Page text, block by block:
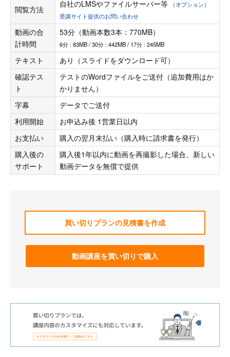
閲覧方法
自社のLMSやファイルサーバー等
（オプション）
受講サイト提供のお問い合わせ
動画の合
計時間
53分（動画本数3本：770MB）
6分 : 83MB / 30分 : 442MB / 17分 : 245MB
テキスト
あり（スライドをダウンロード可）
確認テス
ト
テストのWordファイルをご送付（追加費用はか
かりません）
字幕
データでご送付
利用開始
お申込み後 1営業日以内
お支払い
購入の翌月末払い（購入時に請求書を発行）
購入後の
サポート
購入後1年以内に動画を再撮影した場合、新しい
動画データを無償で提供
買い切りプランの見積書を作成
動画講座を買い切りで購入